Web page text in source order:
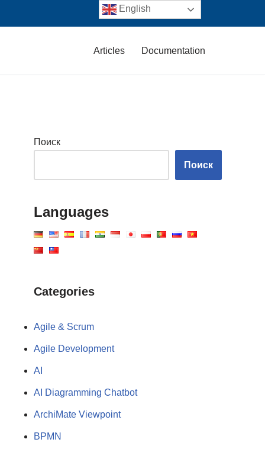
Articles Documentation
Поиск
Поиск
Languages
Categories
Agile & Scrum
Agile Development
AI
AI Diagramming Chatbot
ArchiMate Viewpoint
BPMN
English